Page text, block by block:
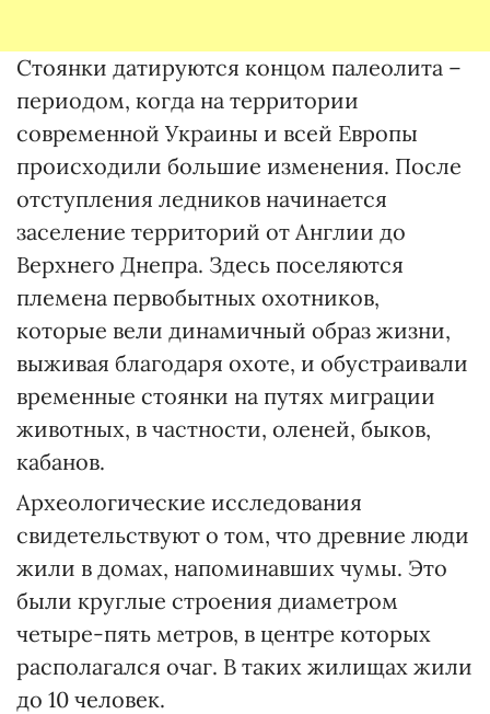
Стоянки датируются концом палеолита –
периодом, когда на территории
современной Украины и всей Европы
происходили большие изменения. После
отступления ледников начинается
заселение территорий от Англии до
Верхнего Днепра. Здесь поселяются
племена первобытных охотников,
которые вели динамичный образ жизни,
выживая благодаря охоте, и обустраивали
временные стоянки на путях миграции
животных, в частности, оленей, быков,
кабанов.
Археологические исследования
свидетельствуют о том, что древние люди
жили в домах, напоминавших чумы. Это
были круглые строения диаметром
четыре-пять метров, в центре которых
располагался очаг. В таких жилищах жили
до 10 человек.